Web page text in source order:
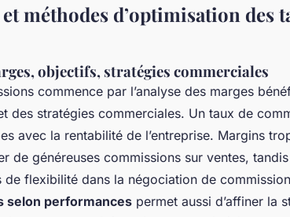
méthodes d’optimisation des
objectifs, stratégies commerciales
commence par l’analyse des marges
des stratégies commerciales. Un taux de
avec la rentabilité de l’entreprise. Margins
de généreuses commissions sur ventes,
de flexibilité dans la négociation de
selon performances permet aussi d’affiner la